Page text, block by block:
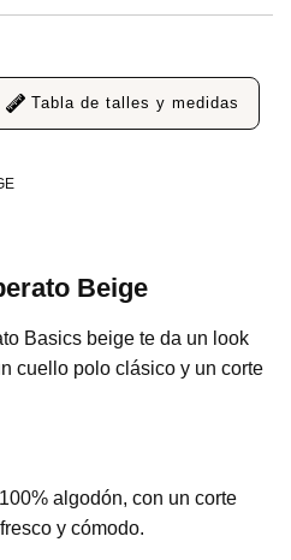
Tabla de talles y medidas
Beige
Basics beige te da un look
cuello polo clásico y un corte
algodón, con un corte
y cómodo.